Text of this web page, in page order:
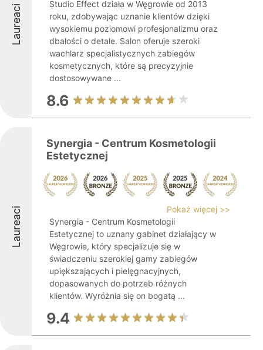
Laureaci
Studio Effect działa w Węgrowie od 2013
roku, zdobywając uznanie klientów dzięki
wysokiemu poziomowi profesjonalizmu oraz
dbałości o detale. Salon oferuje szeroki
wachlarz specjalistycznych zabiegów
kosmetycznych, które są precyzyjnie
dostosowywane ...
8.6
Laureaci
Synergia - Centrum Kosmetologii
Estetycznej
Pokaż więcej >>
Synergia - Centrum Kosmetologii
Estetycznej to uznany gabinet działający w
Węgrowie, który specjalizuje się w
świadczeniu szerokiej gamy zabiegów
upiększających i pielęgnacyjnych,
dopasowanych do potrzeb różnych
klientów. Wyróżnia się on bogatą ...
9.4